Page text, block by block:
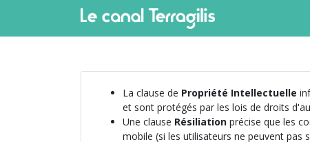
La clause de Propriété Intellectuelle
et sont protégés par les lois de droits
Une clause Résiliation précise que les
mobile (si les utilisateurs ne peuvent pas